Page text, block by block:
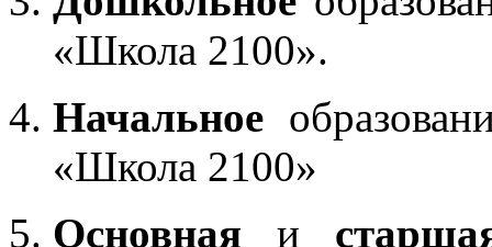
«Школа 2100».
Начальное
«Школа 2100»
Основная и